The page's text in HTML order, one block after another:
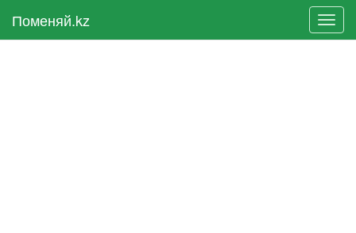
Поменяй.kz